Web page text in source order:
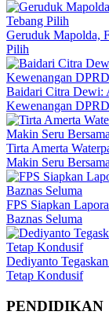
Geruduk Mapolda,
Pilih
Baidari Citra Dewi:
Kewenangan
Tirta Amerta
Makin Seru
FPS Siapkan
Baznas Seluma
Dediyanto
Tetap Kondusif
PENDIDIKAN